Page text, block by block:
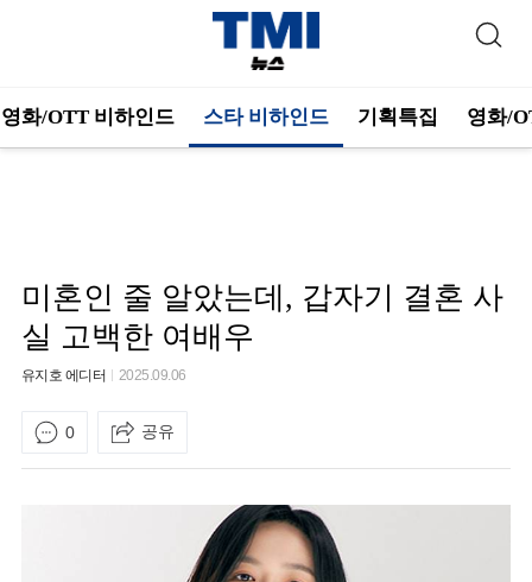
영화/OTT 비하인드 스타 비하인드 기획특집 영화/
미혼인 줄 알았는데, 갑자기 결혼 사
실 고백한 여배우
유지호 에디터 2025.09.06
0 공유